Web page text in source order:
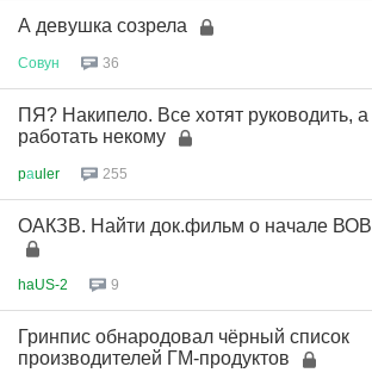
А девушка созрела
Совун 36
ПЯ? Накипело. Все хотят руководить, а
работать некому
pаuler 255
ОАКЗВ. Найти док.фильм о начале ВОВ
haUS-2 9
Гринпис обнародовал чёрный список
производителей ГМ-продуктов